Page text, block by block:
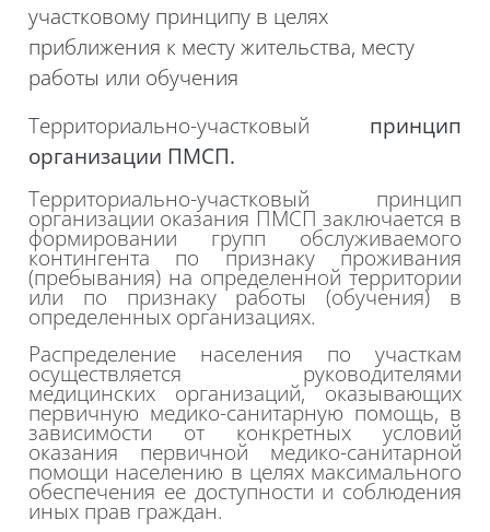
участковому принципу в целях
приближения к месту жительства, месту
работы или обучения
Территориально-участковый принцип
организации ПМСП.
Территориально-участковый принцип
организации оказания ПМСП заключается в
формировании групп обслуживаемого
контингента по признаку проживания
(пребывания) на определенной территории
или по признаку работы (обучения) в
определенных организациях.
Распределение населения по участкам
осуществляется руководителями
медицинских организаций, оказывающих
первичную медико-санитарную помощь, в
зависимости от конкретных условий
оказания первичной медико-санитарной
помощи населению в целях максимального
обеспечения ее доступности и соблюдения
иных прав граждан.